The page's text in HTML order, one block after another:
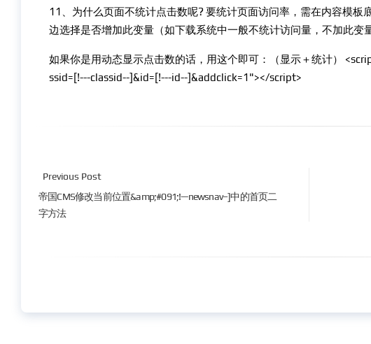
11、为什么页面不统计点击数呢? 要统计页面访问率，需在内容模板
边选择是否增加此变量（如下载系统中一般不统计访问量，不加此变
如果你是用动态显示点击数的话，用这个即可：（显示＋统计）
ssid=[!---classid--]&id=[!---id--]&addclick=1"></script>
Previous Post
帝国CMS修改当前位置&amp;#091;!—newsnav–]中的首页二
字方法